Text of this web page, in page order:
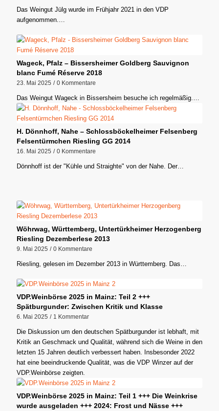
Das Weingut Jülg wurde im Frühjahr 2021 in den VDP
aufgenommen.…
Wageck, Pfalz – Bissersheimer Goldberg Sauvignon
blanc Fumé Réserve 2018
23. Mai 2025 / 0 Kommentare
Das Weingut Wageck in Bissersheim besuche ich regelmäßig.…
H. Dönnhoff, Nahe – Schlossböckelheimer Felsenberg
Felsentürmchen Riesling GG 2014
16. Mai 2025 / 0 Kommentare
Dönnhoff ist der "Kühle und Straighte" von der Nahe. Der…
Wöhrwag, Württemberg, Untertürkheimer Herzogenberg
Riesling Dezemberlese 2013
9. Mai 2025 / 0 Kommentare
Riesling, gelesen im Dezember 2013 in Württemberg. Das…
VDP.Weinbörse 2025 in Mainz: Teil 2 +++
Spätburgunder: Zwischen Kritik und Klasse
6. Mai 2025 / 1 Kommentar
Die Diskussion um den deutschen Spätburgunder ist lebhaft, mit
Kritik an Geschmack und Qualität, während sich die Weine in den
letzten 15 Jahren deutlich verbessert haben. Insbesonder 2022
hat eine beeindruckende Qualität, was die VDP Winzer auf der
VDP.Weinbörse zeigten.
VDP.Weinbörse 2025 in Mainz: Teil 1 +++ Die Weinkrise
wurde ausgeladen +++ 2024: Frost und Nässe +++